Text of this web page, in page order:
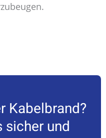
Kabelbrand?
sicher und